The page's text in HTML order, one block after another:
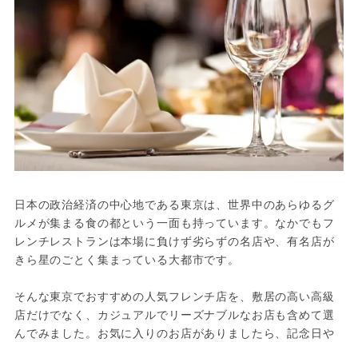
日本の政治経済の中心地である東京は、世界中のあらゆるグ
ルメが集まる食の都という一面も持っています。なかでもフ
レンチレストランは本場に負けず劣らずの名店や、有名店が
きら星のごとく集まっている大都市です。
そんな東京でおすすめの人気フレンチ店を、敷居の高い高級
店だけでなく、カジュアルでリーズナブルなお店も含めて選
んでみました。お気に入りのお店がありましたら、記念日や